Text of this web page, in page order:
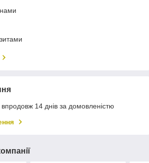
14 днів за домовленістю